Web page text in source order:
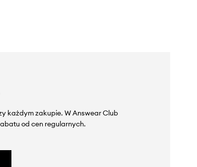
każdym zakupie. W Answear Club
od cen regularnych.